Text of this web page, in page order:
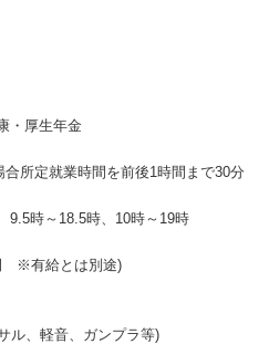
・厚生年金
所定就業時間を前後1時間まで30分
9.5時～18.5時、10時～19時
※有給とは別途)
ル、軽音、ガンプラ等)